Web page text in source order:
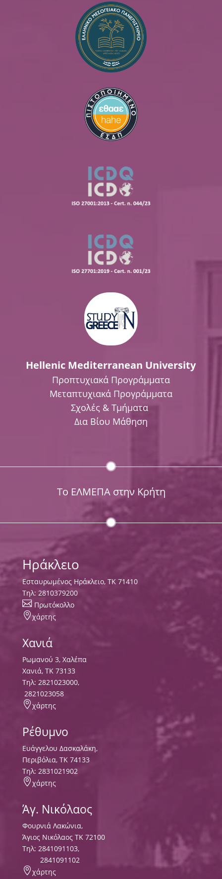
Hellenic Mediterranean University
Προπτυχιακά Προγράμματα
Μεταπτυχιακά Προγράμματα
Σχολές & Τμήματα
Δια Βίου Μάθηση
Το ΕΛΜΕΠΑ στην Κρήτη
Ηράκλειο
Εσταυρωμένος Ηράκλειο, ΤΚ 71410
Τηλ: 2810379200
 Πρωτόκολλο
χάρτης
Χανιά
Ρωμανού 3, Χαλέπα
Χανιά, ΤΚ 73133
Τηλ: 2821023000,
2821023058
χάρτης
Ρέθυμνο
Ευάγγελου Δασκαλάκη,
Περιβόλια, ΤΚ 74133
Tηλ: 2831021902
χάρτης
Άγ. Νικόλαος
Φουρνιά Λακώνια,
Άγιος Νικόλαος ΤΚ 72100
Τηλ: 2841091103,
2841091102
χάρτης